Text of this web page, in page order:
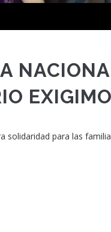
solidaridad para las